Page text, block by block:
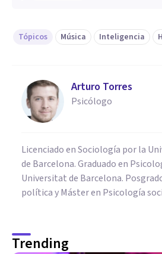
Tópicos Música Inteligencia
Arturo Torres
Psicólogo
Licenciado en Sociología por la
de Barcelona. Graduado en
Universitat de Barcelona.
política y Máster en Psicología
Trending